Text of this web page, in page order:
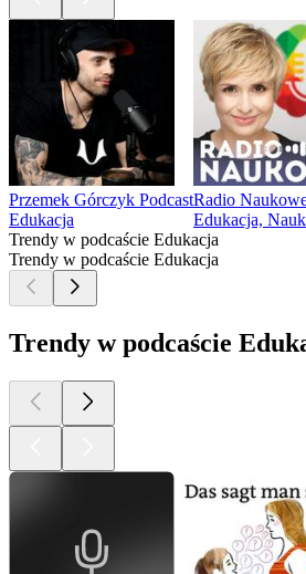
Przemek Górczyk Podcast
Edukacja
Radio
Edukacja,
Trendy w podcaście Edukacja
Trendy w podcaście Edukacja
Trendy w podcaście